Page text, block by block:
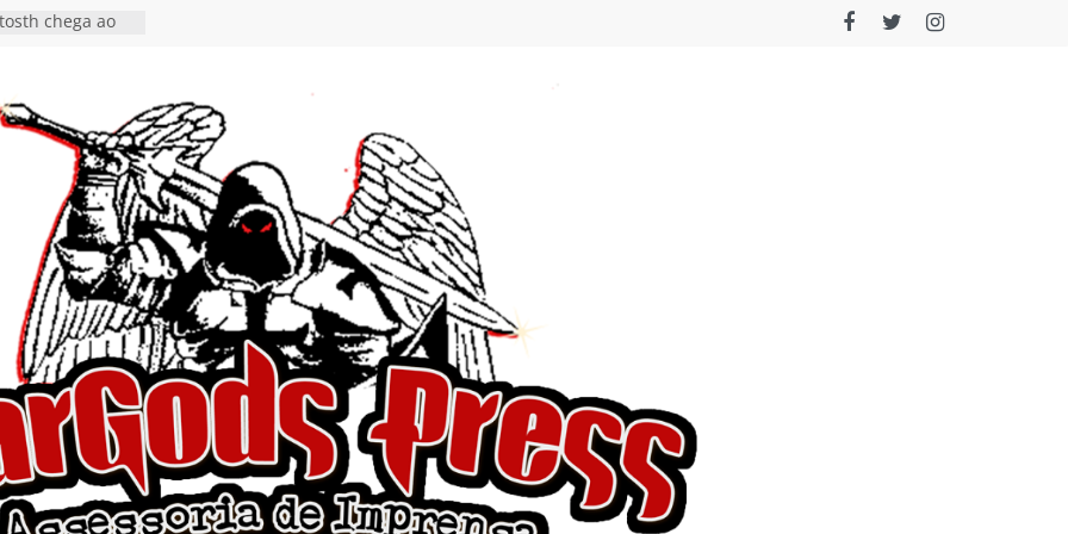
chega ao
show em
Autoral” e
do novo single
de uma
do EP
I Begin”
o single “Keep
e detalha
álbum
detalha a
Rig” definitivo
Hell’s Heroes